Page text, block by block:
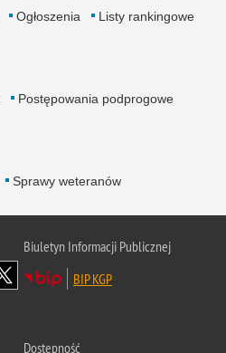
Ogłoszenia
Listy rankingowe
Postępowania podprogowe
Sprawy weteranów
Biuletyn Informacji Publicznej
BIP KGP
Dostępność